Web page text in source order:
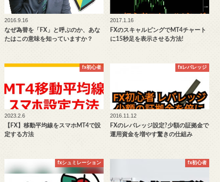
2016.9.16
なぜ為替を「FX」と呼ぶのか、あな
たはこの意味を知っていますか？
2017.1.16
FXのスキャルピングでMT4チャート
に15秒足を表示させる方法!
fx初心者
2023.2.6
【FX】移動平均線をスマホMT4で設
定する方法
fxレバレッジ
2016.11.12
FXのレバレッジ設定?少額の証拠金で
運用資金を増やす驚きの仕組み
fxシュミレーション fx初心者